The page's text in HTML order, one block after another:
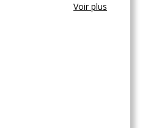
Voir plus